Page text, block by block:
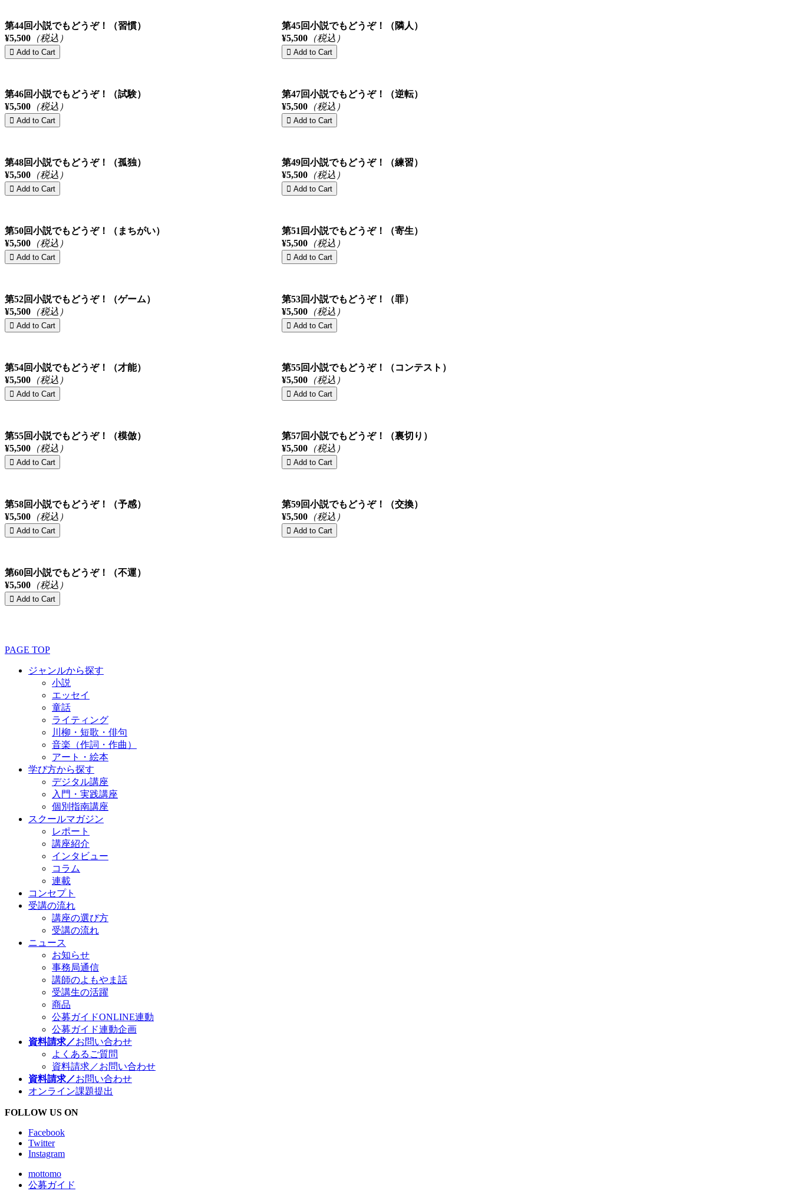
第44回小説でもどうぞ！（習慣）
¥5,500 （税込）
第45回小説でもどうぞ！（隣人）
¥5,500 （税込）
第46回小説でもどうぞ！（試験）
¥5,500 （税込）
第47回小説でもどうぞ！（逆転）
¥5,500 （税込）
第48回小説でもどうぞ！（孤独）
¥5,500 （税込）
第49回小説でもどうぞ！（練習）
¥5,500 （税込）
第50回小説でもどうぞ！（まちがい）
¥5,500 （税込）
第51回小説でもどうぞ！（寄生）
¥5,500 （税込）
第52回小説でもどうぞ！（ゲーム）
¥5,500 （税込）
第53回小説でもどうぞ！（罪）
¥5,500 （税込）
第54回小説でもどうぞ！（才能）
¥5,500 （税込）
第55回小説でもどうぞ！（コンテスト）
¥5,500 （税込）
第55回小説でもどうぞ！（模倣）
¥5,500 （税込）
第57回小説でもどうぞ！（裏切り）
¥5,500 （税込）
第58回小説でもどうぞ！（予感）
¥5,500 （税込）
第59回小説でもどうぞ！（交換）
¥5,500 （税込）
第60回小説でもどうぞ！（不運）
¥5,500 （税込）
PAGE TOP
ジャンルから探す
小説
エッセイ
童話
ライティング
川柳・短歌・俳句
音楽（作詞・作曲）
アート・絵本
学び方から探す
デジタル講座
入門・実践講座
個別指南講座
スクールマガジン
レポート
講座紹介
インタビュー
コラム
連載
コンセプト
受講の流れ
講座の選び方
受講の流れ
ニュース
お知らせ
事務局通信
講師のよもやま話
受講生の活躍
商品
公募ガイドONLINE連動
公募ガイド連動企画
資料請求／お問い合わせ
よくあるご質問
資料請求／お問い合わせ
資料請求／お問い合わせ
オンライン課題提出
FOLLOW US ON
Facebook
Twitter
Instagram
mottomo
公募ガイド